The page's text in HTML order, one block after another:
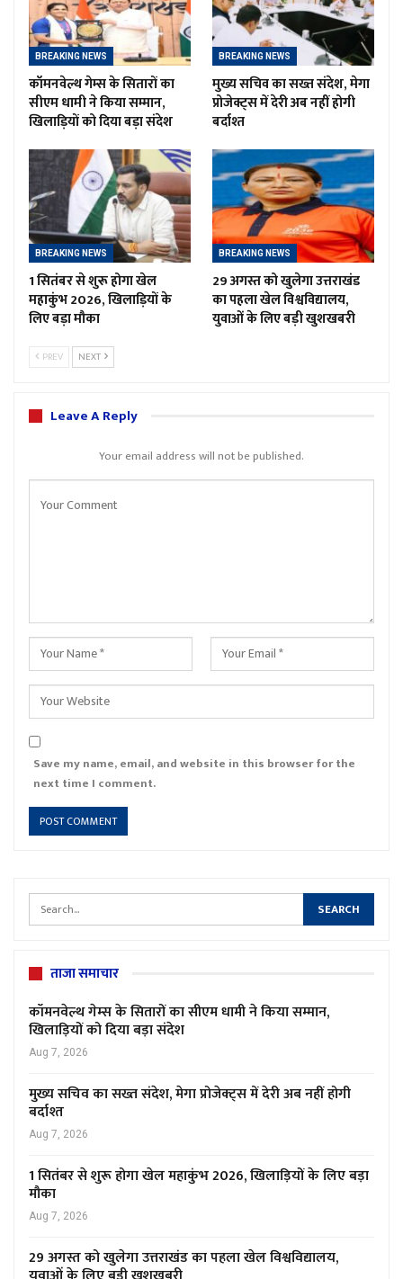
BREAKING NEWS
कॉमनवेल्थ गेम्स के सितारों का
सीएम धामी ने किया सम्मान,
खिलाड़ियों को दिया बड़ा संदेश
BREAKING NEWS
मुख्य सचिव का सख्त संदेश, मेगा
प्रोजेक्ट्स में देरी अब नहीं होगी
बर्दाश्त
BREAKING NEWS
1 सितंबर से शुरू होगा खेल
महाकुंभ 2026, खिलाड़ियों के
लिए बड़ा मौका
BREAKING NEWS
29 अगस्त को खुलेगा उत्तराखंड
का पहला खेल विश्वविद्यालय,
युवाओं के लिए बड़ी खुशखबरी
PREV NEXT
Leave A Reply
Your email address will not be published.
Save my name, email, and website in this browser for the
next time I comment.
ताजा समाचार
कॉमनवेल्थ गेम्स के सितारों का सीएम धामी ने किया सम्मान,
खिलाड़ियों को दिया बड़ा संदेश
Aug 7, 2026
मुख्य सचिव का सख्त संदेश, मेगा प्रोजेक्ट्स में देरी अब नहीं होगी
बर्दाश्त
Aug 7, 2026
1 सितंबर से शुरू होगा खेल महाकुंभ 2026, खिलाड़ियों के लिए बड़ा
मौका
Aug 7, 2026
29 अगस्त को खुलेगा उत्तराखंड का पहला खेल विश्वविद्यालय,